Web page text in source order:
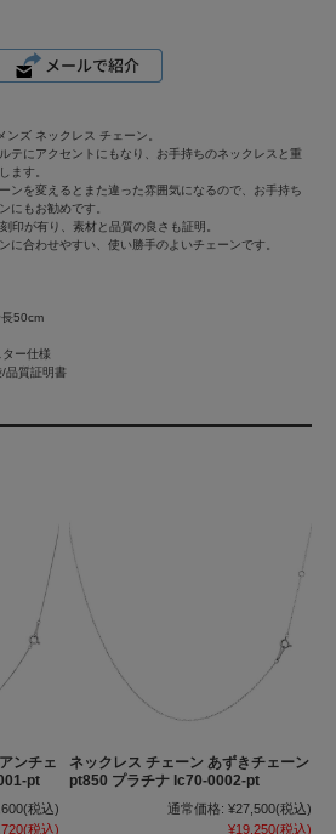
ズ ネックレス チェーン。
テにアクセントにもなり、お手持ちのネックレスと重
ます。
ンを変えるとまた違った雰囲気になるので、お手持ち
にもお勧めです。
印が有り、素材と品質の良さも証明。
に合わせやすい、使い勝手のよいチェーンです。
50cm
ー仕様
品質証明書
ンチェ
pt
(税込)
(税込)
ネックレス チェーン あずきチェーン
pt850 プラチナ lc70-0002-pt
通常価格: ¥27,500(税込)
¥19,250(税込)